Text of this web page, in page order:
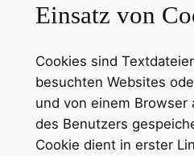
Einsatz von
Cookies sind
besuchten Websites
und von einem Browser
des Benutzers
Cookie dient in erster